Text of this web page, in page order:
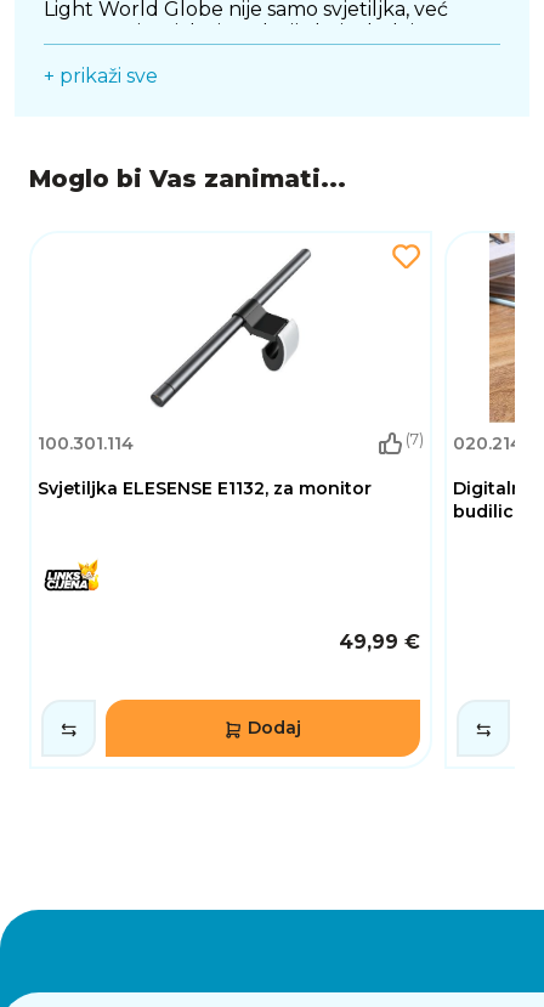
Light World Globe nije samo svjetiljka, već
kutku vašeg doma.
+ prikaži sve
Moglo bi Vas zanimati...
100.301.114 (7)
Svjetiljka ELESENSE E1132, za monitor
49,99 €
Dodaj
Digitalni
budilica